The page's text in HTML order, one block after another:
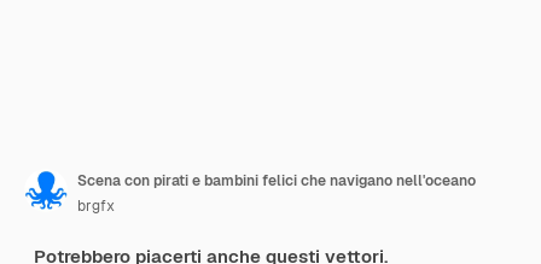
Scena con pirati e bambini felici che navigano nell'oceano
brgfx
Potrebbero piacerti anche questi vettori.